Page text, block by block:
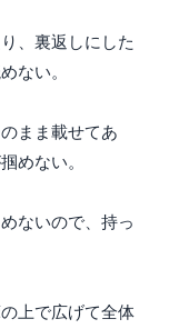
、裏返しにした
ない。
まま載せてあ
めない。
ないので、持っ
上で広げて全体